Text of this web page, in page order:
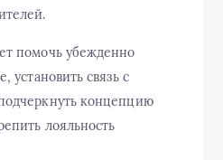
помочь убежденно
установить связь с
концепцию
лояльность